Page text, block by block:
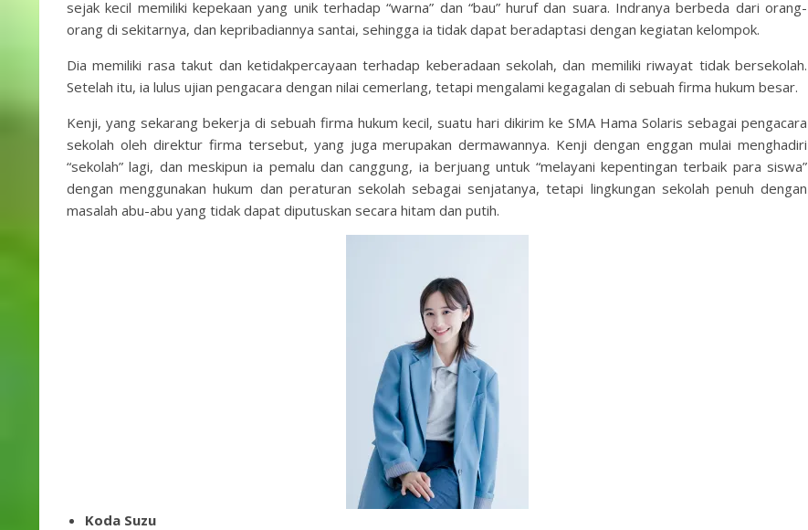
sejak kecil memiliki kepekaan yang unik terhadap “warna” dan “bau” huruf dan suara. Indranya berbeda dari orang-
orang di sekitarnya, dan kepribadiannya santai, sehingga ia tidak dapat beradaptasi dengan kegiatan kelompok.
Dia memiliki rasa takut dan ketidakpercayaan terhadap keberadaan sekolah, dan memiliki riwayat tidak bersekolah.
Setelah itu, ia lulus ujian pengacara dengan nilai cemerlang, tetapi mengalami kegagalan di sebuah firma hukum besar.
Kenji, yang sekarang bekerja di sebuah firma hukum kecil, suatu hari dikirim ke SMA Hama Solaris sebagai pengacara
sekolah oleh direktur firma tersebut, yang juga merupakan dermawannya. Kenji dengan enggan mulai menghadiri
“sekolah” lagi, dan meskipun ia pemalu dan canggung, ia berjuang untuk “melayani kepentingan terbaik para siswa”
dengan menggunakan hukum dan peraturan sekolah sebagai senjatanya, tetapi lingkungan sekolah penuh dengan
masalah abu-abu yang tidak dapat diputuskan secara hitam dan putih.
Koda Suzu